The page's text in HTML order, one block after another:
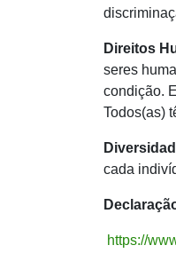
Direitos
seres
condição.
Todos(as)
cada
https://